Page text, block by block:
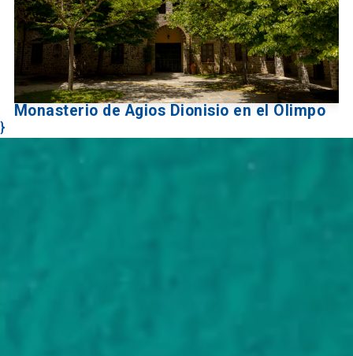
Monasterio de Agios Dionisio en el Olimpo
}